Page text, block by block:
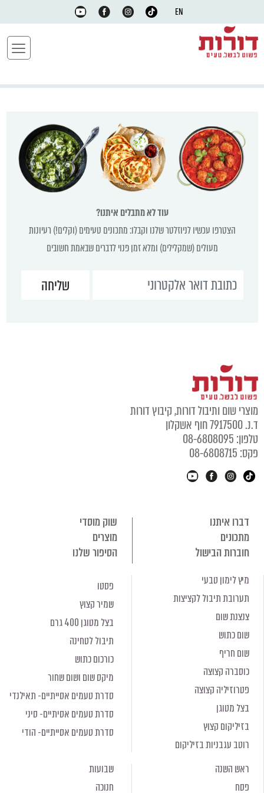
EN
עוד לא מתבלים איתנו?
הצטרפו עכשיו לניוזלטר שלנו וקבלו: מתכונים טעימים (וקלים!) רעיונות
מעולים (שמקלילים) ומלא זמן פנוי לדברים שבאמת חשובים
מוצרי שום ותיבול דורות, קיבוץ דורות
ד.נ. 7917500 חוף אשקלון
טלפון: 08-6808095
פקס: 08-6808715
דברו איתנו
שוק מוסדי
מתכונים
מוצרים
חוברות הבישול
הסיפור שלנו
מיץ לימון טבעי
תערובת תיבול לקציצות
צנצנת שום
שום כתוש
שום חריף
כוסברה קצוצה
פטרוזיליה קצוצה
בצל מטוגן
בזיליקום קצוץ
רוטב עגבניות בזיליקום
פסטו
שמיר קצוץ
בצל מטוגן 400 גרם
תיבול לטחינה
כורכום כתוש
מיקס שום ושום שחור
סדרת טעמים אסייתיים- תאילנדי
סדרת טעמים אסיתיים- סיני
סדרת טעמים אסייתיים- הודי
ראש השנה
פסח
שבועות
חנוכה